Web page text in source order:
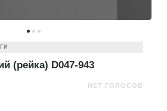
(рейка) D047-943
НЕТ ГОЛОСОВ